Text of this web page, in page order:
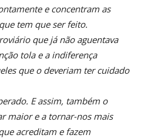
e concentram as
tem que ser feito.
que já não aguentava
tola e a indiferença
que o deveriam ter cuidado
E assim, também o
maior e a tornar-nos mais
acreditam e fazem